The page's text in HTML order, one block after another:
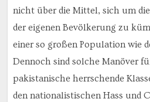
nicht über die Mittel, sich um
der eigenen Bevölkerung zu
einer so großen Population wie
Dennoch sind solche Manöver
pakistanische herrschende
den nationalistischen Hass und